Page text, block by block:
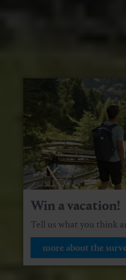
Win a vacation!
Tell us what you think
more about the